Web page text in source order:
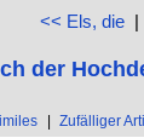
<< Els, die|
der
Zufälliger